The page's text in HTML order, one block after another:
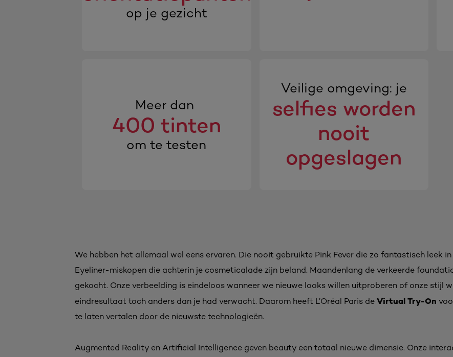
op je gezicht
Meer dan
400 tinten
om te testen
Veilige omgeving: je
selfies worden
nooit
opgeslagen
We hebben het allemaal wel eens ervaren. Die nooit gebruikte Pink Fever die zo fantastisch leek
Eyeliner-miskopen die achterin je cosmeticalade zijn beland. Maandenlang de verkeerde
gekocht. Onze verbeelding is eindeloos wanneer we nieuwe looks willen uitproberen of onze stijl
eindresultaat toch anders dan je had verwacht. Daarom heeft L’Oréal Paris de Virtual Try-On
te laten vertalen door de nieuwste technologieën.
Augmented Reality en Artificial Intelligence geven beauty een totaal nieuwe dimensie. Onze